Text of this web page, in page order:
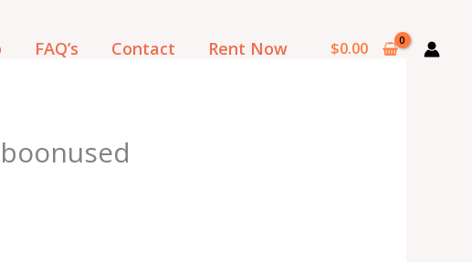
FAQ’s Contact Rent Now $0.00